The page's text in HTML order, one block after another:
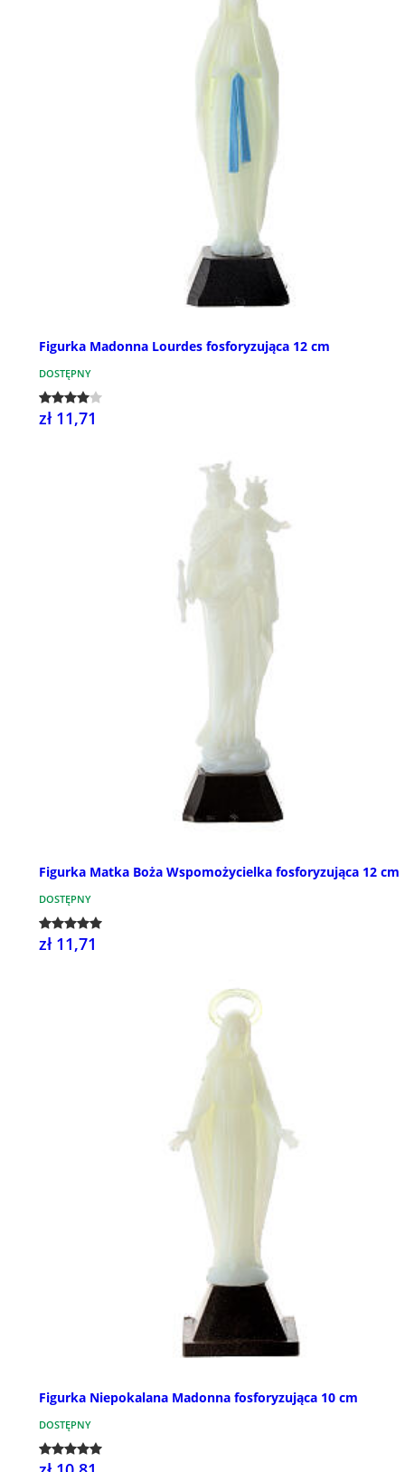
Figurka Madonna Lourdes fosforyzująca 12 cm
DOSTĘPNY
zł 11,71
Figurka Matka Boża Wspomożycielka fosforyzująca 12 cm
DOSTĘPNY
zł 11,71
Figurka Niepokalana Madonna fosforyzująca 10 cm
DOSTĘPNY